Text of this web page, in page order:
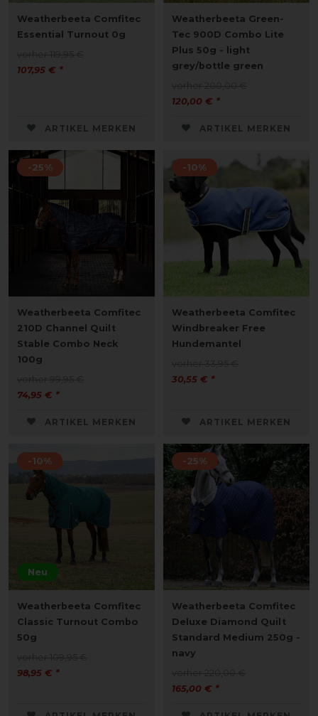
Weatherbeeta Comfitec
Essential Turnout 0g
107,95 € *
ARTIKEL MERKEN
Weatherbeeta Green-
Tec 900D Combo Lite
Plus 50g - light
grey/bottle green
120,00 € *
ARTIKEL MERKEN
-25%
Weatherbeeta Comfitec
210D Channel Quilt
Stable Combo Neck
100g
74,95 € *
ARTIKEL MERKEN
-10%
Weatherbeeta Comfitec
Windbreaker Free
Hundemantel
30,55 € *
ARTIKEL MERKEN
Neu
-10%
Weatherbeeta Comfitec
Classic Turnout Combo
50g
98,95 € *
-25%
Weatherbeeta Comfitec
Deluxe Diamond Quilt
Standard Medium 250g -
navy
165,00 € *